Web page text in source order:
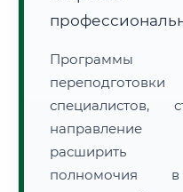
Программы
специалистов,
направление
расширить
полномочия